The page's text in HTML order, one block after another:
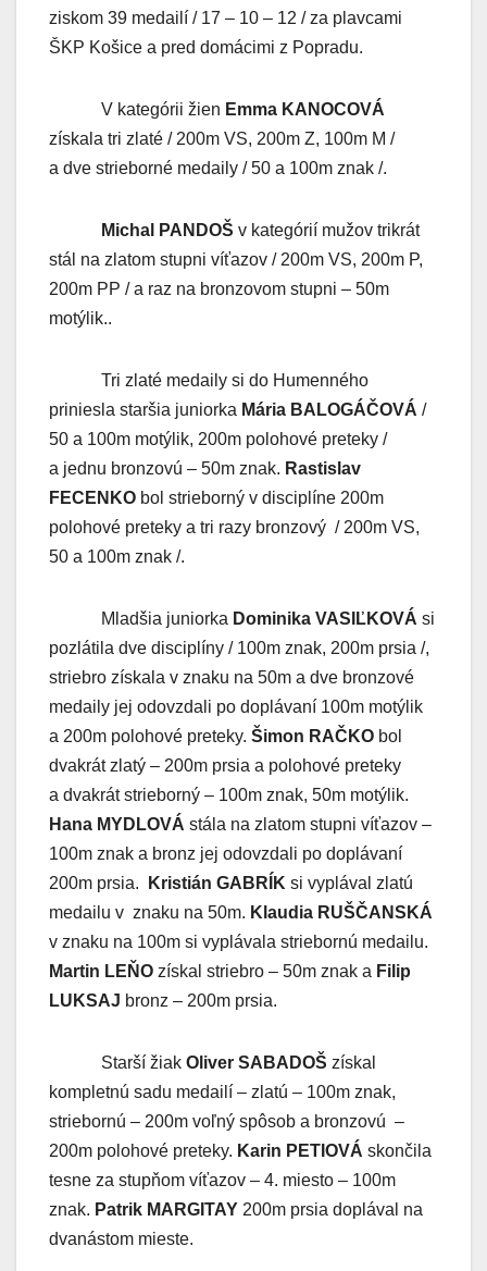
ziskom 39 medailí / 17 – 10 – 12 / za plavcami
ŠKP Košice a pred domácimi z Popradu.
V kategórii žien Emma KANOCOVÁ
získala tri zlaté / 200m VS, 200m Z, 100m M /
a dve strieborné medaily / 50 a 100m znak /.
Michal PANDOŠ v kategórií mužov trikrát
stál na zlatom stupni víťazov / 200m VS, 200m P,
200m PP / a raz na bronzovom stupni – 50m
motýlik..
Tri zlaté medaily si do Humenného
priniesla staršia juniorka Mária BALOGÁČOVÁ /
50 a 100m motýlik, 200m polohové preteky /
a jednu bronzovú – 50m znak. Rastislav
FECENKO bol strieborný v disciplíne 200m
polohové preteky a tri razy bronzový / 200m VS,
50 a 100m znak /.
Mladšia juniorka Dominika VASIĽKOVÁ si
pozlátila dve disciplíny / 100m znak, 200m prsia /,
striebro získala v znaku na 50m a dve bronzové
medaily jej odovzdali po doplávaní 100m motýlik
a 200m polohové preteky. Šimon RAČKO bol
dvakrát zlatý – 200m prsia a polohové preteky
a dvakrát strieborný – 100m znak, 50m motýlik.
Hana MYDLOVÁ stála na zlatom stupni víťazov –
100m znak a bronz jej odovzdali po doplávaní
200m prsia.
Kristián GABRÍK si vyplával zlatú
medailu v znaku na 50m. Klaudia RUŠČANSKÁ
v znaku na 100m si vyplávala striebornú medailu.
Martin LEŇO získal striebro – 50m znak a Filip
LUKSAJ bronz – 200m prsia.
Starší žiak Oliver SABADOŠ získal
kompletnú sadu medailí – zlatú – 100m znak,
striebornú – 200m voľný spôsob a bronzovú –
200m polohové preteky. Karin PETIOVÁ skončila
tesne za stupňom víťazov – 4. miesto – 100m
znak. Patrik MARGITAY 200m prsia doplával na
dvanástom mieste.